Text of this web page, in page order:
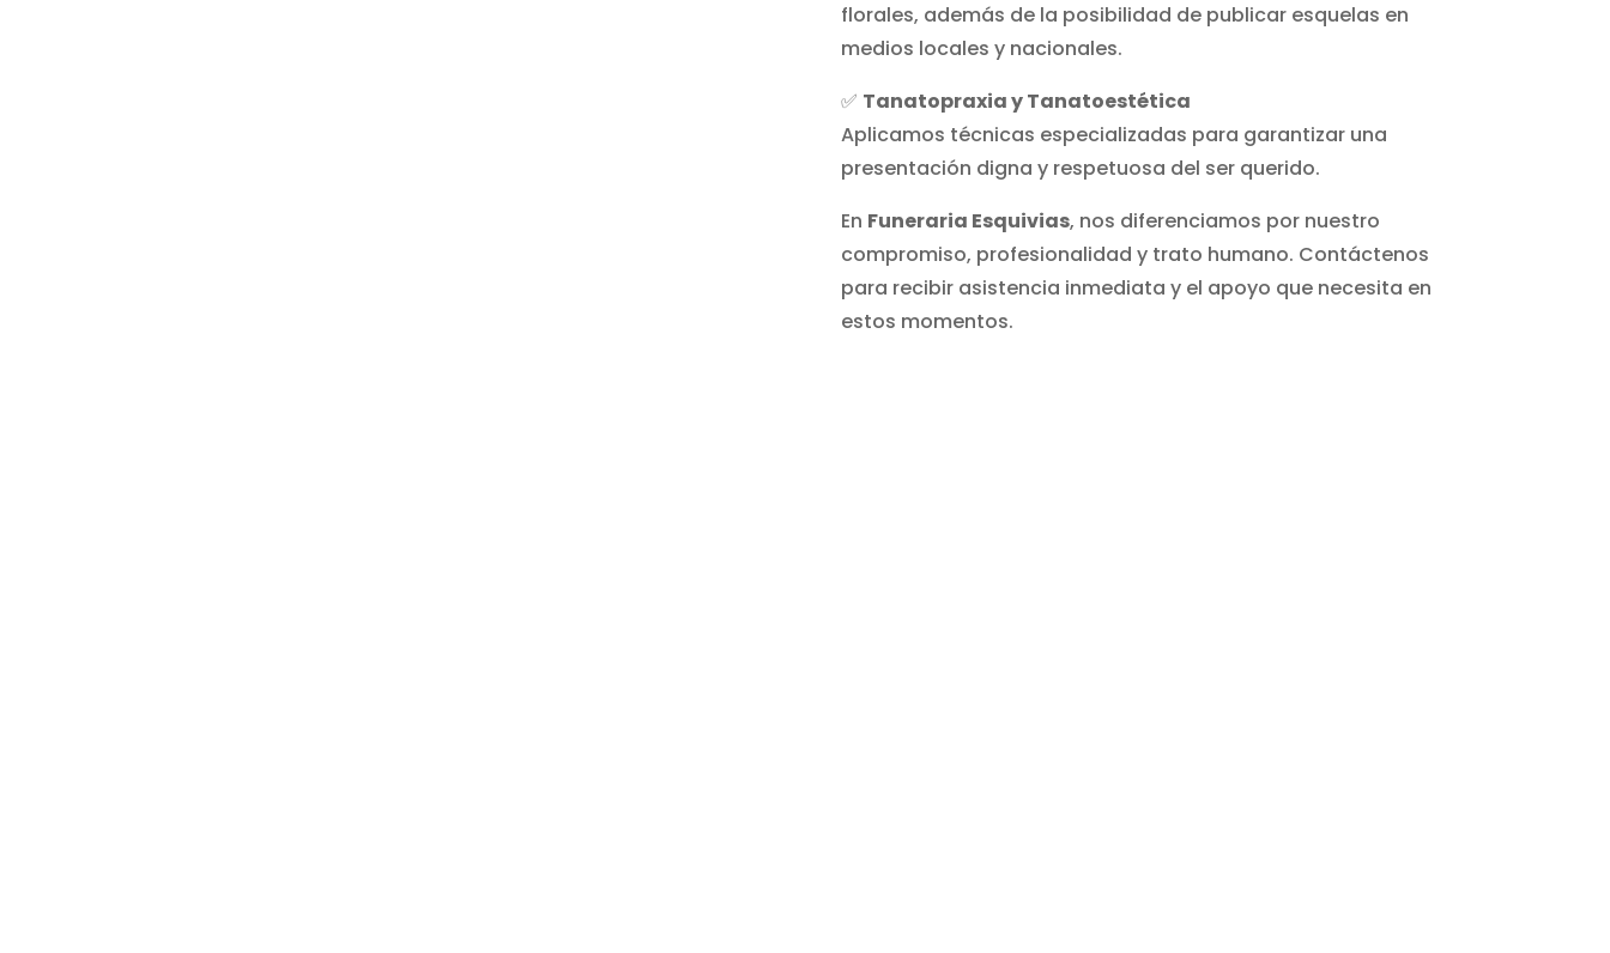
florales, además de la posibilidad de publicar esquelas en
medios locales y nacionales.
✅ Tanatopraxia y Tanatoestética
Aplicamos técnicas especializadas para garantizar una
presentación digna y respetuosa del ser querido.
En Funeraria Esquivias, nos diferenciamos por nuestro
compromiso, profesionalidad y trato humano. Contáctenos
para recibir asistencia inmediata y el apoyo que necesita en
estos momentos.